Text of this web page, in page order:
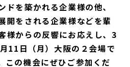
ドを築かれる企業様の他、
開をされる企業様などを輩
様からの反響にお応えし、3
11日（月）大阪の２会場で
この機会にぜひご参加くだ